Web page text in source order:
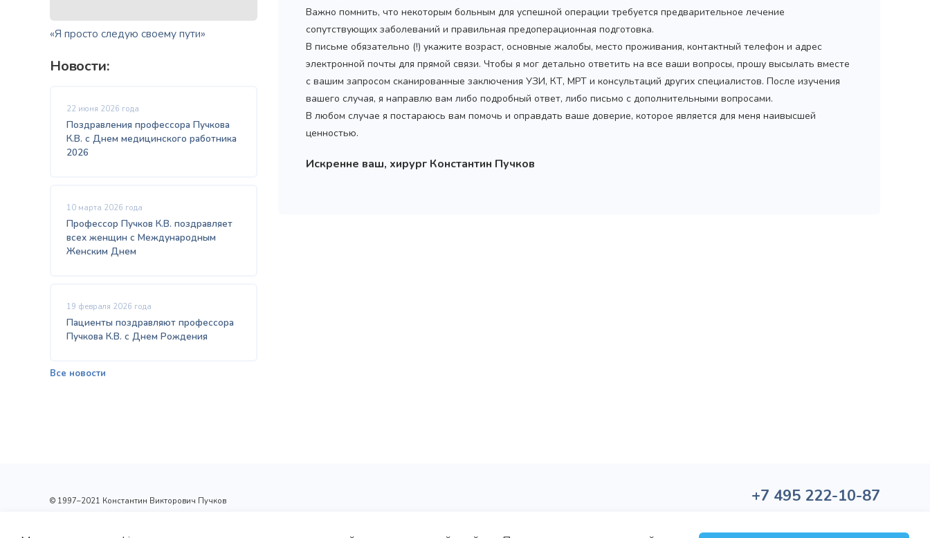
«Я просто следую своему пути»
Новости:
22 июня 2026 года
Поздравления профессора Пучкова
К.В. с Днем медицинского работника
2026
10 марта 2026 года
Профессор Пучков К.В. поздравляет
всех женщин с Международным
Женским Днем
19 февраля 2026 года
Пациенты поздравляют профессора
Пучкова К.В. с Днем Рождения
Все новости
Важно помнить, что некоторым больным для успешной операции требуется предварительное лечение
сопутствующих заболеваний и правильная предоперационная подготовка.
В письме обязательно (!) укажите возраст, основные жалобы, место проживания, контактный телефон и адрес
электронной почты для прямой связи. Чтобы я мог детально ответить на все ваши вопросы, прошу высылать вместе
с вашим запросом сканированные заключения УЗИ, КТ, МРТ и консультаций других специалистов. После изучения
вашего случая, я направлю вам либо подробный ответ, либо письмо с дополнительными вопросами.
В любом случае я постараюсь вам помочь и оправдать ваше доверие, которое является для меня наивысшей
ценностью.
Искренне ваш, хирург Константин Пучков
© 1997–2021 Константин Викторович Пучков
выдана Департаментом здравоохранения г.Москвы
+7 495 222-10-87
Политика конфиденциальности